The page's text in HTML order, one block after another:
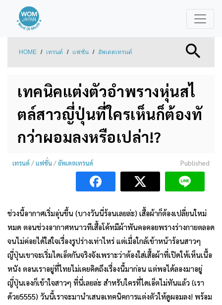
HOME / เทรนด์ / แฟชั่น / อัพเดตเทรนด์
เทคนิคแต่งตัวอำพรางหุ่นสไ
ตล์สาวญี่ปุ่นที่ใครเห็นก็ต้องทั
กว่าผอมลงหรือเปล่า!?
เทรนด์/แฟชั่น/อัพเดตเทรนด์ Published
ช่วงนี้อากาศเริ่มอุ่นขึ้น (บางวันนี่ร้อนเลยล่ะ) เสื้อผ้าก็ต้องเปลี่ยนใหม่
หมด ตอนช่วงอากาศหนาวทีเสื้อโค้ทมีผ้าพันคอคอยพรางร่างกายตลอด
จนไม่ค่อยได้ใส่ใจเรื่องรูปร่างเท่าไหร่ แต่เมื่อใกล้เข้าหน้าร้อนสาวๆ
ญี่ปุ่นเขาจะเริ่มไดเอ็ตกันจริงจังเพราะว่าต้องใส่เสื้อผ้าที่เปิดให้เห็นเนื้อ
หนัง ตอนเราอยู่ที่ไทยไม่เคยคิดถึงเรื่องนี้มาก่อน แต่พอได้ลองมาอยู่
ญี่ปุ่นเองก็เข้าใจสาวๆ ที่นี่เลยล่ะ สำหรับใครที่ไดเอ็ตไม่ทันแล้ว (เรา
ด้วย5555) วันนี้เราจะมานำเสนอเทคนิคการแต่งตัวให้ดูผอมลง! พร้อม